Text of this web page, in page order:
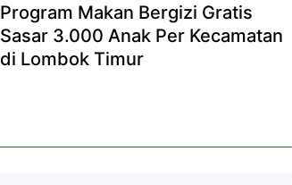
Program Makan Bergizi Gratis
Sasar 3.000 Anak Per Kecamatan
di Lombok Timur